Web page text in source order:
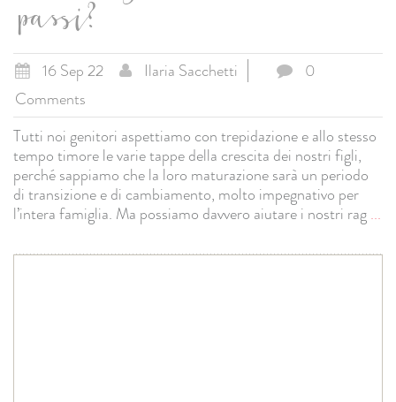
passi?
16 Sep 22 Ilaria Sacchetti
0
Comments
Tutti noi genitori aspettiamo con trepidazione e allo stesso
tempo timore le varie tappe della crescita dei nostri figli,
perché sappiamo che la loro maturazione sarà un periodo
di transizione e di cambiamento, molto impegnativo per
l’intera famiglia. Ma possiamo davvero aiutare i nostri rag...